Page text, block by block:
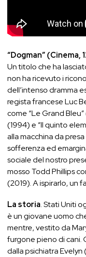
“Dogman” (Cinema,
Un titolo che ha
non ha ricevuto i
dell’intenso dramma
regista francese Luc
come “Le Grand Bleu”
(1994) e “Il quinto
alla macchina da
sofferenza ed
sociale del nostro
mosso Todd Phillips
(2019). A ispirarlo, un
La storia. Stati Uniti
è un giovane uomo
mentre, vestito da
furgone pieno di cani.
dalla psichiatra Evelyn